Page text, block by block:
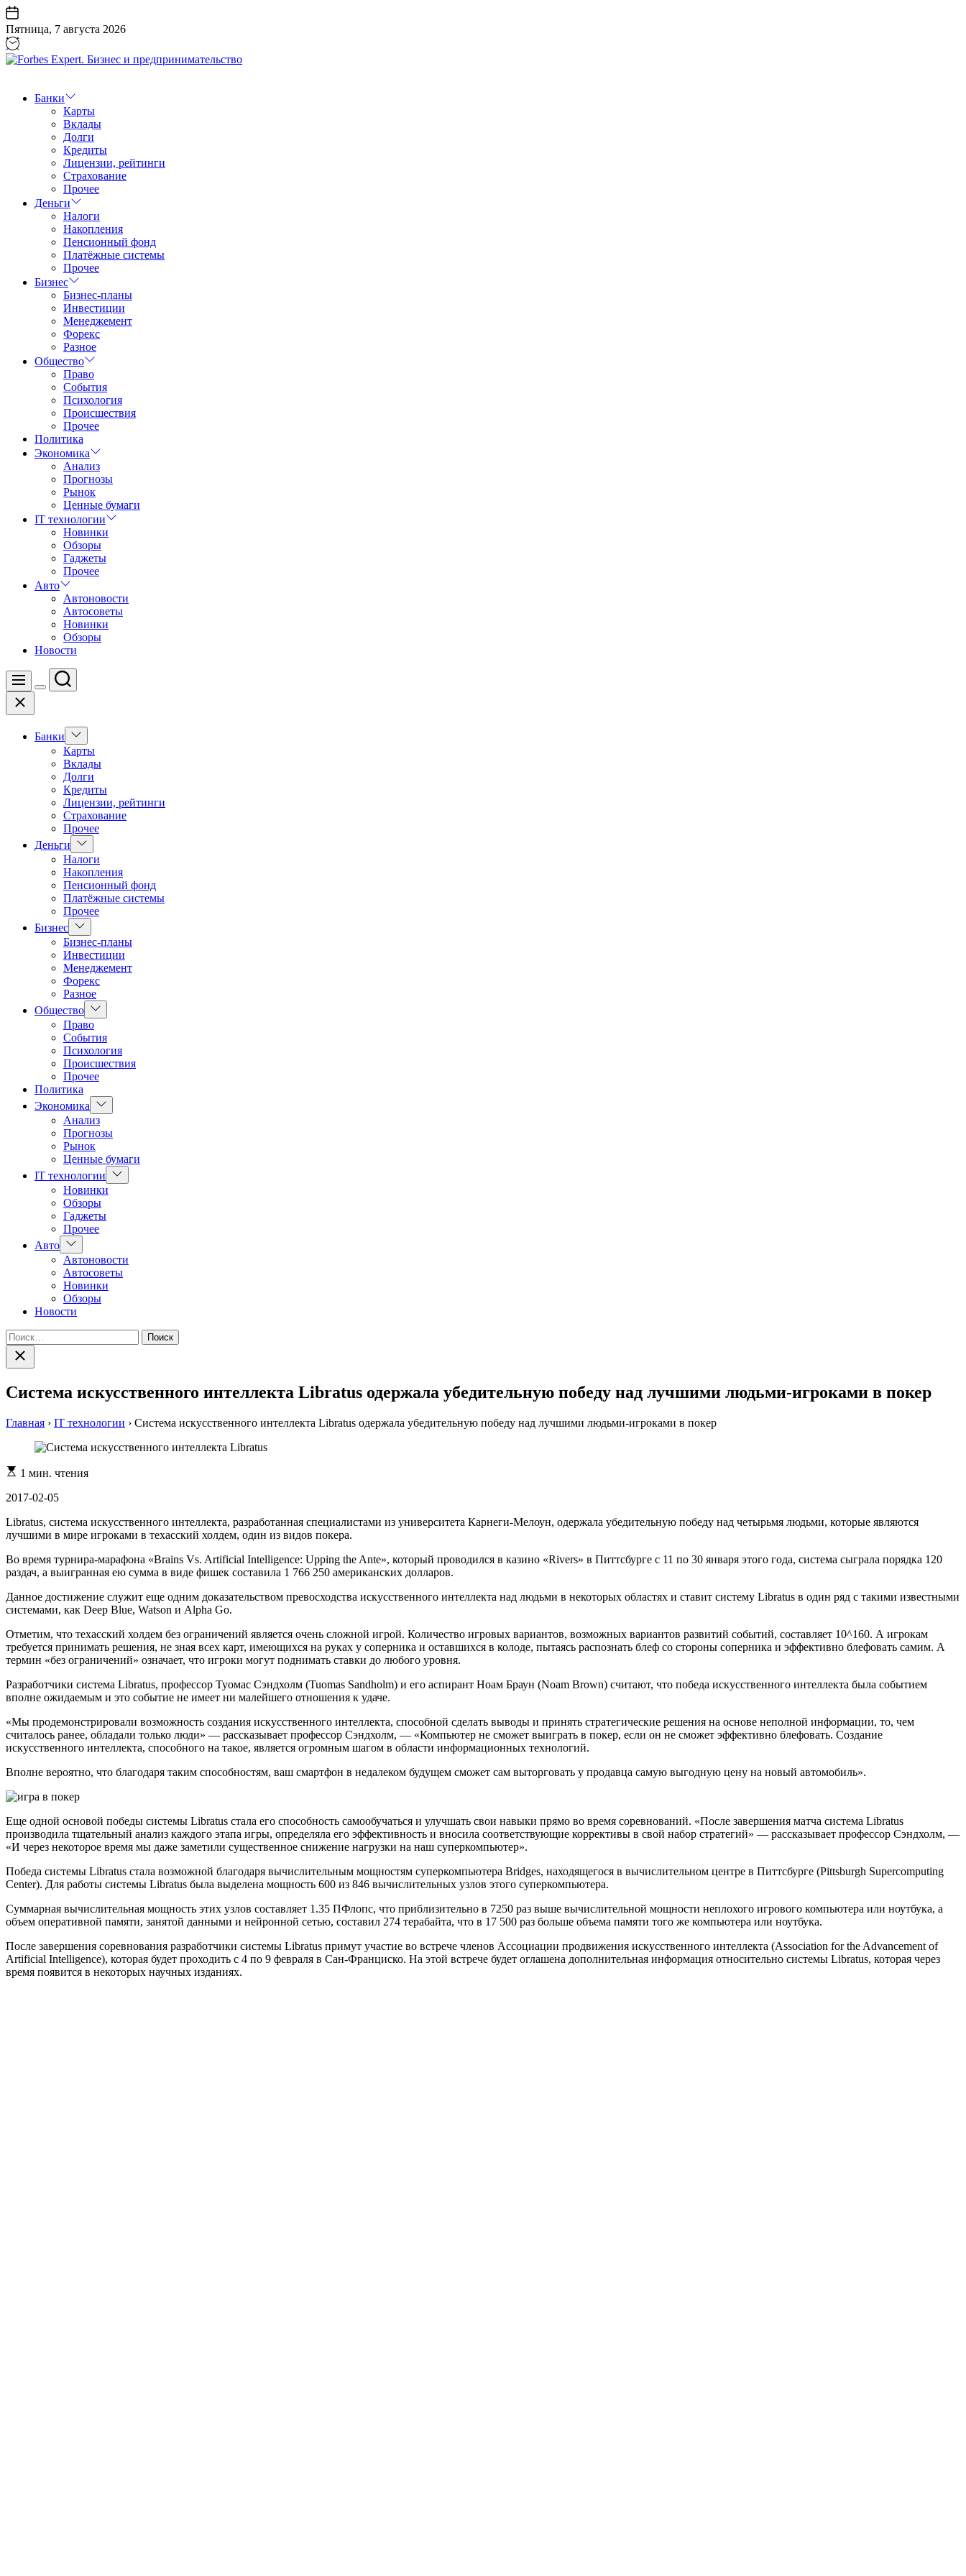
Перейти
к
содержанию
Пятница, 7 августа 2026
Бизнес
предпринимательство
Банки
Карты
Вклады
Долги
Кредиты
Лицензии, рейтинги
Страхование
Прочее
Деньги
Налоги
Накопления
Пенсионный фонд
Платёжные системы
Прочее
Бизнес
Бизнес-планы
Инвестиции
Менеджемент
Форекс
Разное
Общество
Право
События
Психология
Происшествия
Прочее
Политика
Экономика
Анализ
Прогнозы
Рынок
Ценные бумаги
IT технологии
Новинки
Обзоры
Гаджеты
Прочее
Авто
Автоновости
Автосоветы
Новинки
Обзоры
Новости
Меню
Цвет
Поиск
Закрыть
Банки
Показать
подменю
Карты
Вклады
Долги
Кредиты
Лицензии, рейтинги
Страхование
Прочее
Деньги
Показать
подменю
Налоги
Накопления
Пенсионный фонд
Платёжные системы
Прочее
Бизнес Показать
подменю
Бизнес-планы
Инвестиции
Менеджемент
Форекс
Разное
Общество Показать
подменю
Право
События
Психология
Происшествия
Прочее
Политика
Экономика
Показать
подменю
Анализ
Прогнозы
Рынок
Ценные бумаги
IT технологии
Показать
подменю
Новинки
Обзоры
Гаджеты
Прочее
Авто Показать
подменю
Автоновости
Автосоветы
Новинки
Обзоры
Новости
Найти:
Закрыть
поиск
Система искусственного интеллекта Libratus одержала убедительную победу над лучшими людьми-игроками в покер
Главная › IT технологии › Система искусственного интеллекта Libratus одержала убедительную победу над лучшими людьми-игроками в покер
Расчетное
чтения
1 мин. чтения
2017-02-05
Libratus, система искусственного интеллекта, разработанная специалистами из университета Карнеги-Мелоун, одержала убедительную победу над четырьмя людьми, которые являются
лучшими в мире игроками в техасский холдем, один из видов покера.
Во время турнира-марафона «Brains Vs. Artificial Intelligence: Upping the Ante», который проводился в казино «Rivers» в Питтсбурге с 11 по 30 января этого года, система сыграла порядка 120
раздач, а выигранная ею сумма в виде фишек составила 1 766 250 американских долларов.
Данное достижение служит еще одним доказательством превосходства искусственного интеллекта над людьми в некоторых областях и ставит систему Libratus в один ряд с такими известными
системами, как Deep Blue, Watson и Alpha Go.
Отметим, что техасский холдем без ограничений является очень сложной игрой. Количество игровых вариантов, возможных вариантов развитий событий, составляет 10^160. А игрокам
требуется принимать решения, не зная всех карт, имеющихся на руках у соперника и оставшихся в колоде, пытаясь распознать блеф со стороны соперника и эффективно блефовать самим. А
термин «без ограничений» означает, что игроки могут поднимать ставки до любого уровня.
Разработчики система Libratus, профессор Туомас Сэндхолм (Tuomas Sandholm) и его аспирант Ноам Браун (Noam Brown) считают, что победа искусственного интеллекта была событием
вполне ожидаемым и это событие не имеет ни малейшего отношения к удаче.
«Мы продемонстрировали возможность создания искусственного интеллекта, способной сделать выводы и принять стратегические решения на основе неполной информации, то, чем
считалось ранее, обладали только люди» — рассказывает профессор Сэндхолм, — «Компьютер не сможет выиграть в покер, если он не сможет эффективно блефовать. Создание
искусственного интеллекта, способного на такое, является огромным шагом в области информационных технологий.
Вполне вероятно, что благодаря таким способностям, ваш смартфон в недалеком будущем сможет сам выторговать у продавца самую выгодную цену на новый автомобиль».
Еще одной основой победы системы Libratus стала его способность самообучаться и улучшать свои навыки прямо во время соревнований. «После завершения матча система Libratus
производила тщательный анализ каждого этапа игры, определяла его эффективность и вносила соответствующие коррективы в свой набор стратегий» — рассказывает профессор Сэндхолм, —
«И через некоторое время мы даже заметили существенное снижение нагрузки на наш суперкомпьютер».
Победа системы Libratus стала возможной благодаря вычислительным мощностям суперкомпьютера Bridges, находящегося в вычислительном центре в Питтсбурге (Pittsburgh Supercomputing
Center). Для работы системы Libratus была выделена мощность 600 из 846 вычислительных узлов этого суперкомпьютера.
Суммарная вычислительная мощность этих узлов составляет 1.35 ПФлопс, что приблизительно в 7250 раз выше вычислительной мощности неплохого игрового компьютера или ноутбука, а
объем оперативной памяти, занятой данными и нейронной сетью, составил 274 терабайта, что в 17 500 раз больше объема памяти того же компьютера или ноутбука.
После завершения соревнования разработчики системы Libratus примут участие во встрече членов Ассоциации продвижения искусственного интеллекта (Association for the Advancement of
Artificial Intelligence), которая будет проходить с 4 по 9 февраля в Сан-Франциско. На этой встрече будет оглашена дополнительная информация относительно системы Libratus, которая через
время появится в некоторых научных изданиях.